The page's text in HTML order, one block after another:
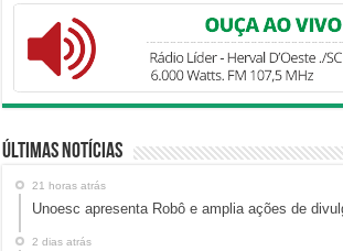
Últimas Notícias
21 horas atrás
Unoesc apresenta Robô e amplia ações de
2 dias atrás